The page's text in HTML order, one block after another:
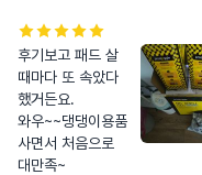
후기보고 패드 살
때마다 또 속았다
했거든요.
와우~~댕댕이용품
사면서 처음으로
대만족~